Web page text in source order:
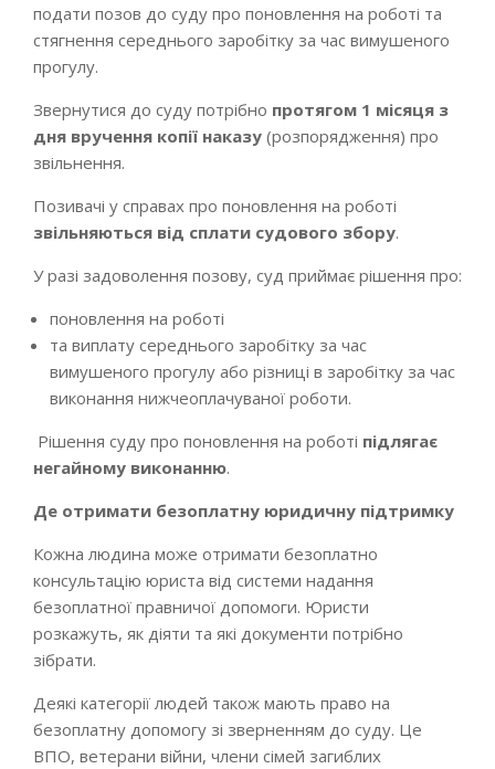
подати позов до суду про поновлення на роботі та
стягнення середнього заробітку за час вимушеного
прогулу.
Звернутися до суду потрібно протягом 1 місяця з
дня вручення копії наказу (розпорядження) про
звільнення.
Позивачі у справах про поновлення на роботі
звільняються від сплати судового збору.
У разі задоволення позову, суд приймає рішення про:
поновлення на роботі
та виплату середнього заробітку за час
вимушеного прогулу або різниці в заробітку за час
виконання нижчеоплачуваної роботи.
Рішення суду про поновлення на роботі підлягає
негайному виконанню.
Де отримати безоплатну юридичну підтримку
Кожна людина може отримати безоплатно
консультацію юриста від системи надання
безоплатної правничої допомоги. Юристи
розкажуть, як діяти та які документи потрібно
зібрати.
Деякі категорії людей також мають право на
безоплатну допомогу зі зверненням до суду. Це
ВПО, ветерани війни, члени сімей загиблих